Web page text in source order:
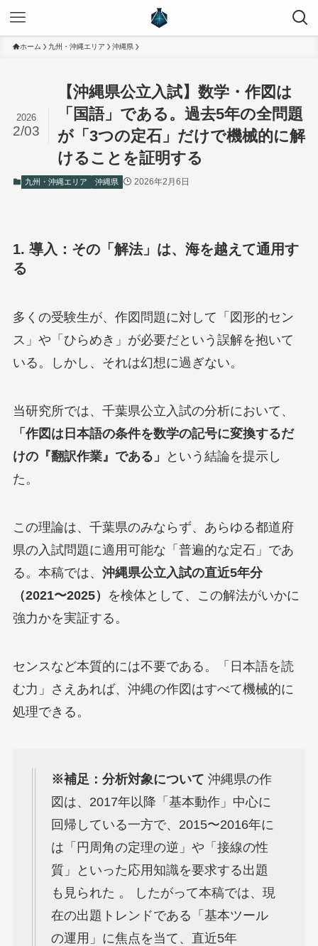
ホーム 九州・沖縄エリア 沖縄県
【沖縄県公立入試】数学・作図は
「国語」である。過去5年の全問題
が「3つの定石」だけで機械的に解
けることを証明する
2026
2/03
九州・沖縄エリア 沖縄県 2026年2月6日
1. 導入：その「解法」は、海を越えて通用す
る
多くの受験生が、作図問題に対して「図形的セン
ス」や「ひらめき」が必要だという誤解を抱いて
いる。しかし、それは幻想に過ぎない。
当研究所では、千葉県公立入試の分析において、
「作図は日本語の条件を数学の記号に変換するだ
けの『翻訳作業』である」
という結論を提示し
た。
この理論は、千葉県のみならず、あらゆる都道府
県の入試問題に適用可能な「普遍的な定石」であ
る。本稿では、 沖縄県公立入試の直近5年分
（2021〜2025）
を検体として、この解法がいかに
強力かを実証する。
センスなど本質的には不要である。「日本語を読
む力」さえあれば、沖縄の作図はすべて機械的に
処理できる。
※補足：分析対象について 沖縄県の作
図は、2017年以降「基本動作」中心に
回帰している一方で、2015〜2016年に
は「円周角の定理の逆」や「接線の性
質」といった応用知識を要求する出題
も見られた 。 したがって本稿では、現
在の出題トレンドである「基本ツール
の運用」に焦点を当て、直近5年